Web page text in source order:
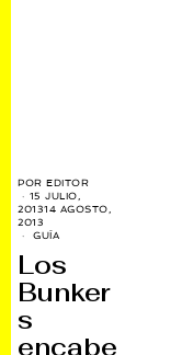
POREDITOR
15 JULIO,
201314 AGOSTO,
2013
GUÍA
Los
Bunker
s
encabe